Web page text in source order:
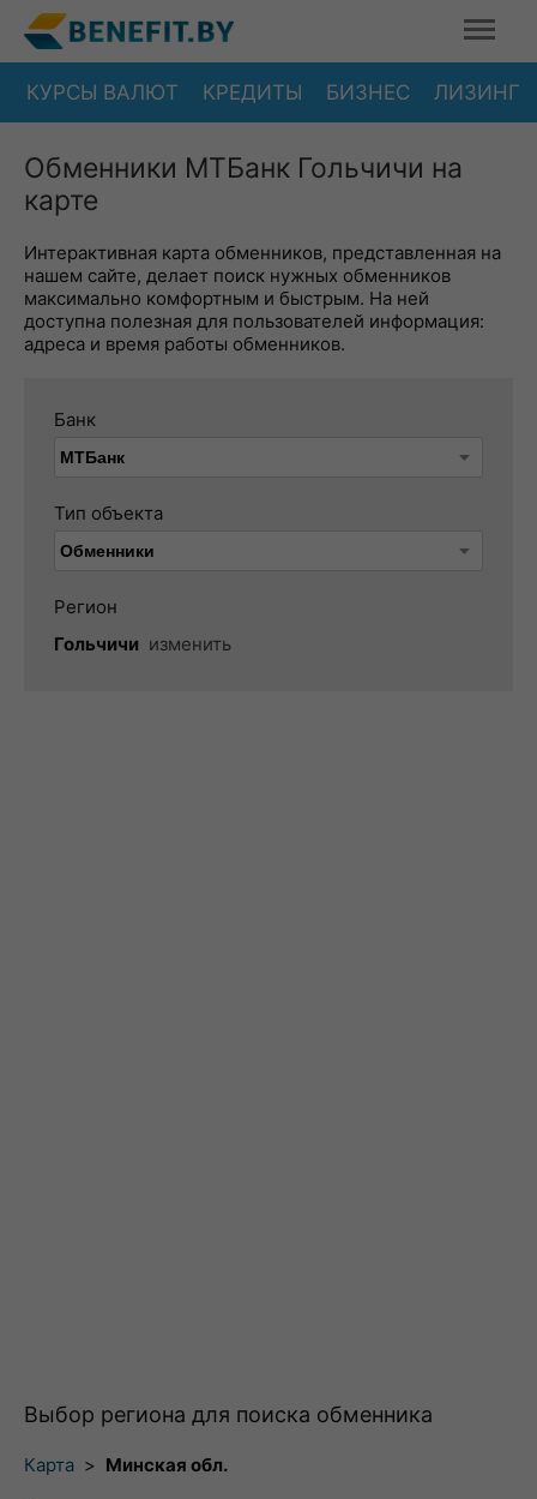
КУРСЫ ВАЛЮТ КРЕДИТЫ БИЗНЕС ЛИЗИНГ
Обменники МТБанк Гольчичи на
карте
Интерактивная карта обменников, представленная на
нашем сайте, делает поиск нужных обменников
максимально комфортным и быстрым. На ней
доступна полезная для пользователей информация:
адреса и время работы обменников.
Банк
Тип объекта
Регион
Гольчичи изменить
Выбор региона для поиска обменника
Карта > Минская обл.